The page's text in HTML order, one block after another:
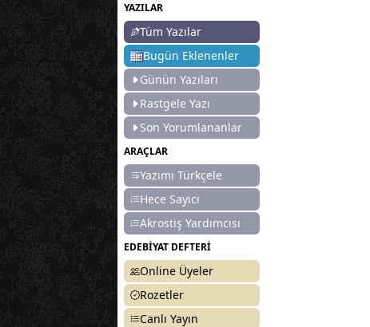
YAZILAR
Tüm Yazılar
Bugün Eklenenler
Günün Yazıları
Rastgele Yazı
Son Yorumlananlar
ARAÇLAR
Yazımı Türkçele
Hece Sayıcı
Akrostiş Yardımcısı
EDEBİYAT DEFTERİ
Online Üyeler
Rozetler
Canlı Yayın